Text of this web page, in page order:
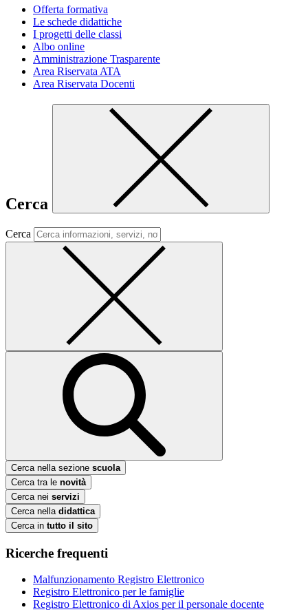
Offerta formativa
Le schede didattiche
I progetti delle classi
Albo online
Amministrazione Trasparente
Area Riservata ATA
Area Riservata Docenti
Cerca
Cerca
Cerca nella sezione scuola
Cerca tra le novità
Cerca nei servizi
Cerca nella didattica
Cerca in tutto il sito
Ricerche frequenti
Malfunzionamento Registro Elettronico
Registro Elettronico per le famiglie
Registro Elettronico di Axios per il personale docente